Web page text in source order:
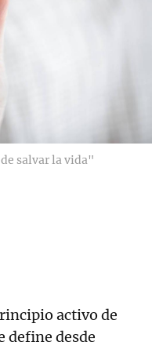
salvar la vida"
activo de
define desde